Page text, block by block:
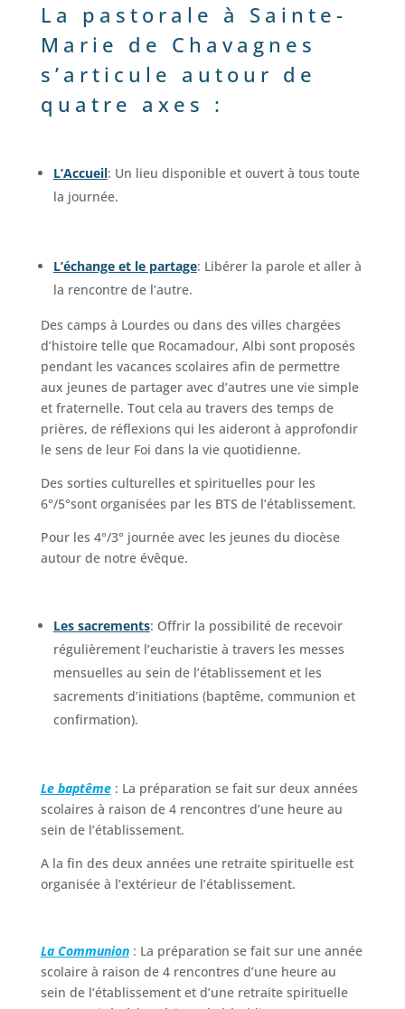
La pastorale à Sainte-
Marie de Chavagnes
s’articule autour de
quatre axes :
L’Accueil: Un lieu disponible et ouvert à tous toute
la journée.
L’échange et le partage: Libérer la parole et aller à
la rencontre de l’autre.
Des camps à Lourdes ou dans des villes chargées
d’histoire telle que Rocamadour, Albi sont proposés
pendant les vacances scolaires afin de permettre
aux jeunes de partager avec d’autres une vie simple
et fraternelle. Tout cela au travers des temps de
prières, de réflexions qui les aideront à approfondir
le sens de leur Foi dans la vie quotidienne.
Des sorties culturelles et spirituelles pour les
6°/5°sont organisées par les BTS de l’établissement.
Pour les 4°/3° journée avec les jeunes du diocèse
autour de notre évêque.
Les sacrements: Offrir la possibilité de recevoir
régulièrement l’eucharistie à travers les messes
mensuelles au sein de l’établissement et les
sacrements d’initiations (baptême, communion et
confirmation).
Le baptême: La préparation se fait sur deux années
scolaires à raison de 4 rencontres d’une heure au
sein de l’établissement.
A la fin des deux années une retraite spirituelle est
organisée à l’extérieur de l’établissement.
La Communion: La préparation se fait sur une année
scolaire à raison de 4 rencontres d’une heure au
sein de l’établissement et d’une retraite spirituelle